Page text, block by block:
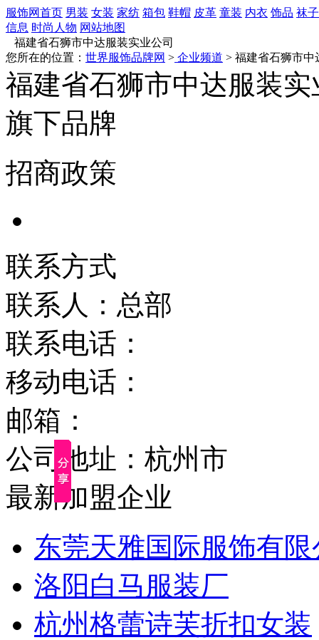
服饰网首页 男装 女装 家纺 箱包 鞋帽 皮革 童装 内衣 饰品 袜子
信息 时尚人物 网站地图
福建省石狮市中达服装实业公司
您所在的位置： 世界服饰品牌网 > 企业频道 > 福建省石狮市中
福建省石狮市中达服装实
旗下品牌
招商政策
联系方式
联系人：总部
联系电话：
移动电话：
邮箱：
公司地址：杭州市
最新加盟企业
东莞天雅国际服饰有限
洛阳白马服装厂
杭州格蕾诗芙折扣女装